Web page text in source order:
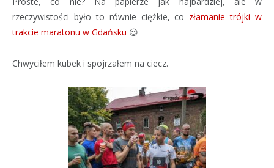
rzeczywistości było to równie ciężkie, co złamanie trójki w
trakcie maratonu w Gdańsku 😉
Chwyciłem kubek i spojrzałem na ciecz.